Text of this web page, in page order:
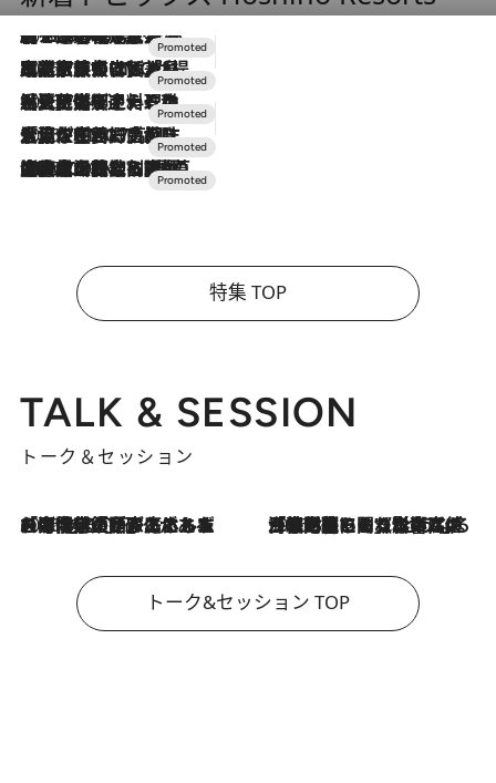
2026.8.7
【トンボの足水浴】ヒノキの香りに包まれて涼感マックス！約13℃の湧水かけ流しを避暑地「星野温泉 トンボの湯」で体験
2026.7.31
【ホテル帰省】という選択肢をOMOが提案。家族とほどよい距離を保つには「昼は実家、夜は気兼ねなくホテルで！」
2026.7.24
【夏限定ディナーコース】旬を迎える稚鮎や花ズッキーニなどをイタリア・トスカーナの郷土料理の手法で満喫！
2026.7.17
「土佐和ハーブかき氷」がOMO7高知に登場！生姜、山椒、大葉など目にも舌にも涼を呼ぶ郷土の味
2026.7.10
NEW OPEN！【界 草津】名湯の地に誕生。趣の異なる2種の温泉と上州ならではの会席・蕎麦割烹など美食を味わう究極の癒やし旅
特集 TOP
TALK & SESSION
トーク＆セッション
2026.8.3
「今後値上げがあるとすれば…」「リスクがあるのは今年の冬」エネルギー専門家が語る、ホルムズ海峡封鎖が家庭にもたらす“ある心配” 2026.8.3
「住宅建てられない…」「サーチャージ料の高値が続いている」ホルムズ海峡封鎖による影響はいつまで続く？《エネルギー専門家に聞く“どうなる日本の暮らし”》
トーク&セッション TOP